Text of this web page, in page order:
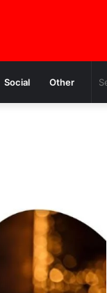
Social Other